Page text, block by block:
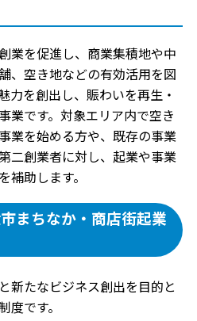
業を促進し、商業集積地や中
、空き地などの有効活用を図
力を創出し、賑わいを再生・
業です。対象エリア内で空き
業を始める方や、既存の事業
二創業者に対し、起業や事業
補助します。
まちなか・商店街起業
新たなビジネス創出を目的と
度です。